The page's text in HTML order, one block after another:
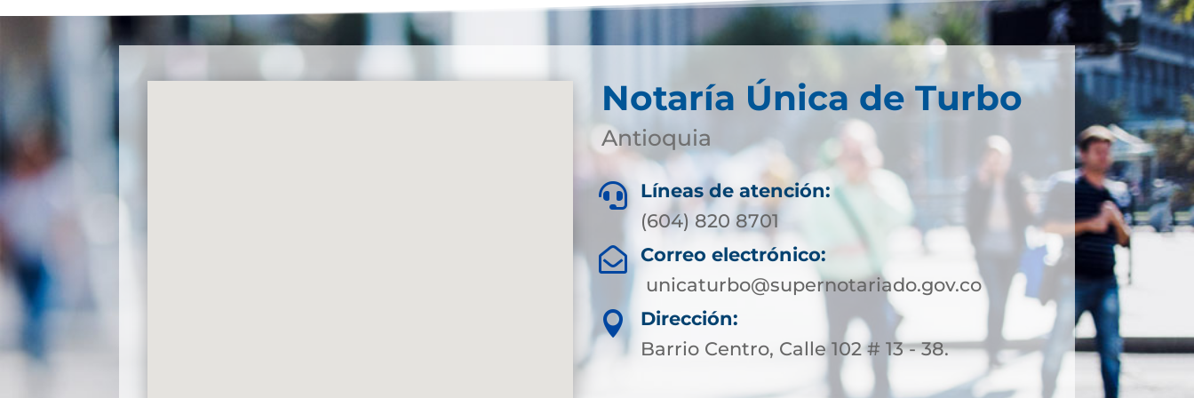
Notaría Única de Turbo
Antioquia

Líneas de atención:
(604) 820 8701
 Correo electrónico:
unicaturbo@supernotariado.gov.co

Dirección:
Barrio Centro, Calle 102 # 13 - 38.